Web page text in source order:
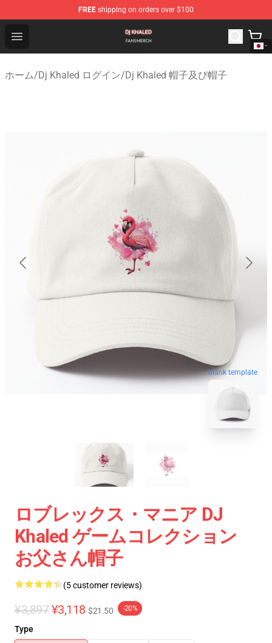
FREE shipping on orders over $100
Open menu
Dj Khaled Shop - Official Dj Khaled Merchandise Store
ホーム/Dj Khaled ログイン/Dj Khaled 帽子及び帽子
blank template
ロブレックス・マニア DJ
Khaled ゲームコレクション
お父さん帽子
(5 customer reviews)
¥3,897 ¥3,118 $21.50 -20%
Type